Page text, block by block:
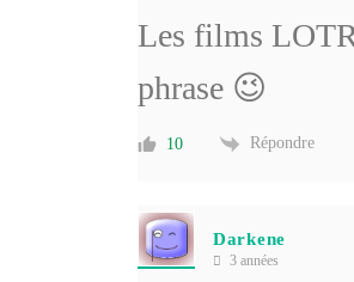
Les films
phrase 😉
10 Répondre
Darkene
3 années